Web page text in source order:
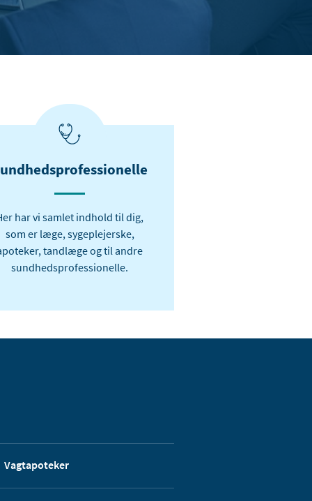
har vi samlet indhold til dig,
som er læge, sygeplejerske,
tandlæge og til andre
sundhedsprofessionelle.
Vagtapoteker